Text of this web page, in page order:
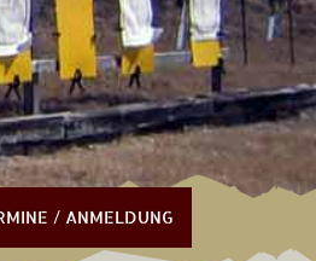
/ ANMELDUNG